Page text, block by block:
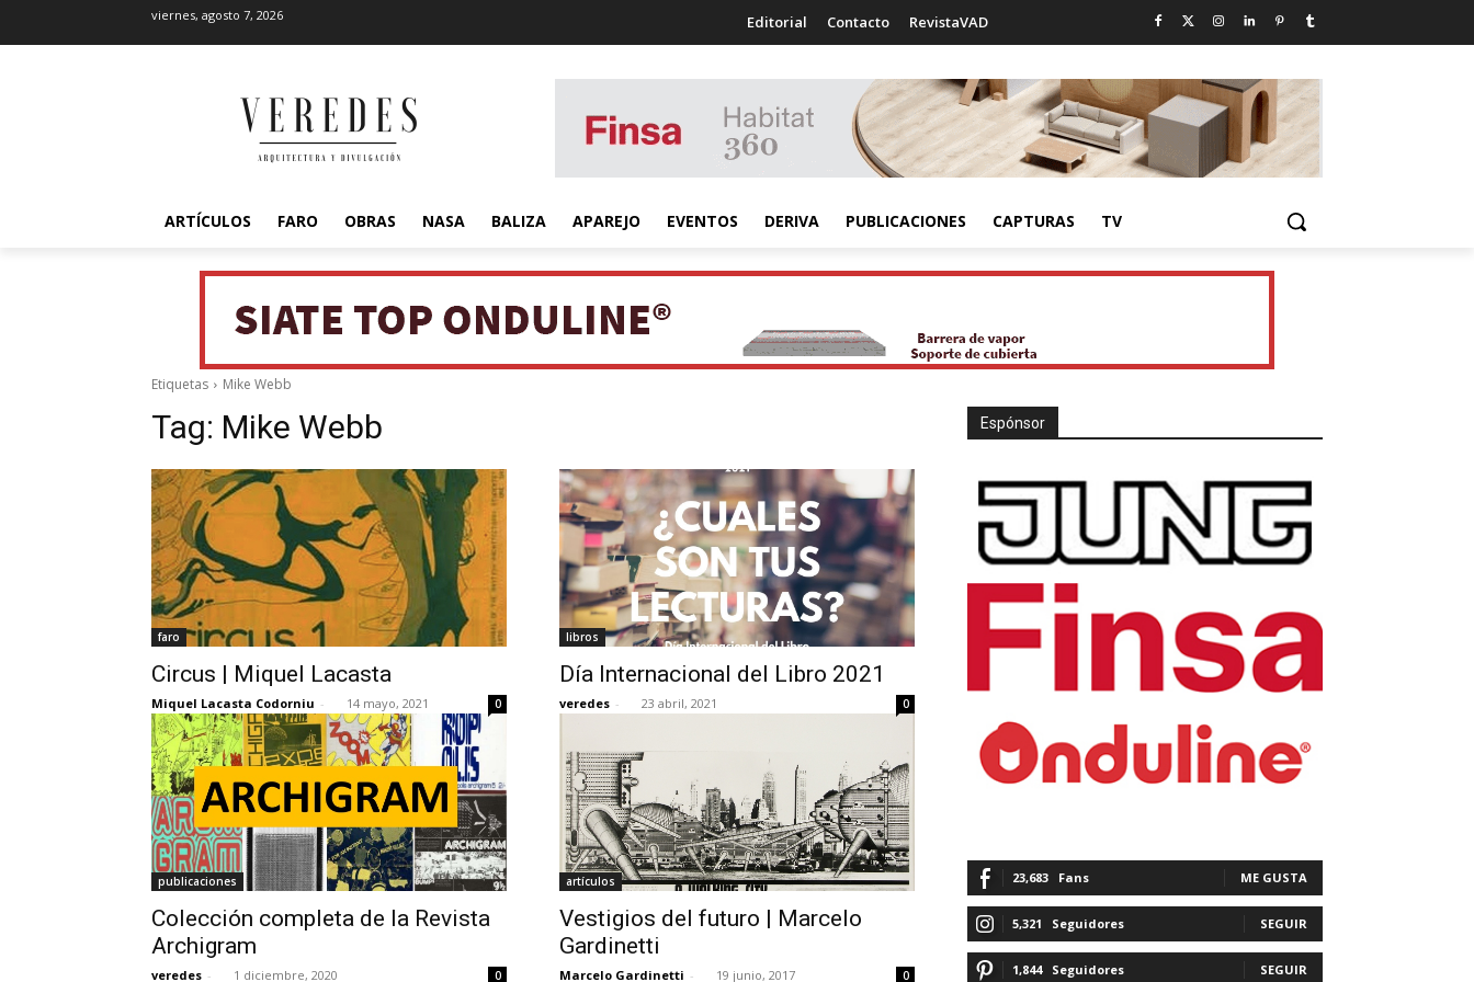
viernes, agosto 7, 2026 Editorial Contacto RevistaVAD
ARTÍCULOS FARO OBRAS NASA BALIZA APAREJO EVENTOS DERIVA PUBLICACIONES CAPTURAS TV
Etiquetas Mike Webb
Tag: Mike Webb
faro
Circus | Miquel Lacasta
Miquel Lacasta Codorniu - 14 mayo, 2021 0
libros
Día Internacional del Libro 2021
veredes - 23 abril, 2021 0
publicaciones
Colección completa de la Revista
Archigram
veredes - 1 diciembre, 2020 0
artículos
Vestigios del futuro | Marcelo
Gardinetti
Marcelo Gardinetti - 19 junio, 2017 0
Espónsor
23,683 Fans ME GUSTA
5,321 Seguidores SEGUIR
1,844 Seguidores SEGUIR